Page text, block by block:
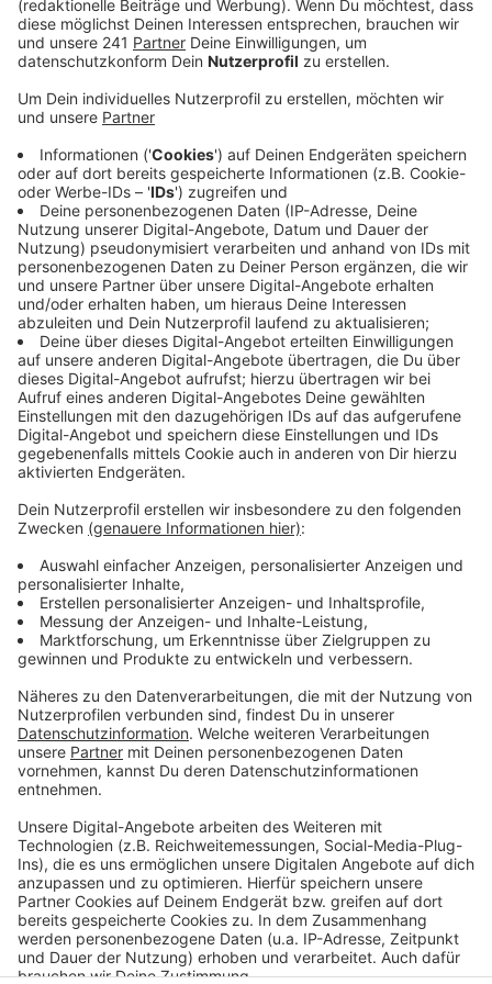
Anzeige
Sachverständiger, der von der Versicherung des
Unternehmens beauftragt worden war, berichtete
Unternehmens-Chef Christian Hündgen im
Veröffentlicht:Dienstag, 10.06.2025 17:52
Anzeige
Der Schaden wird über zwei Millionen Euro
liegen
Anzeige
Er geht zudem von einem Schaden in Höhe von
mindestens zwei Millionen Euro aus, dabei sei aber
noch nicht alles beziffert. Er fordert nun eine
hinzuweisen, dass Akkus nicht in den normalen Müll
Bild vor Ort gemacht, er hatte daraufhin von der
Bundesregierung ein allgemeines Verbot von Einweg-
E-Zigaretten gefordert. Das Feuer hatte einen
Großeinsatz von Feuerwehr und THW zur Folge, der
Anzeige
Anzeige